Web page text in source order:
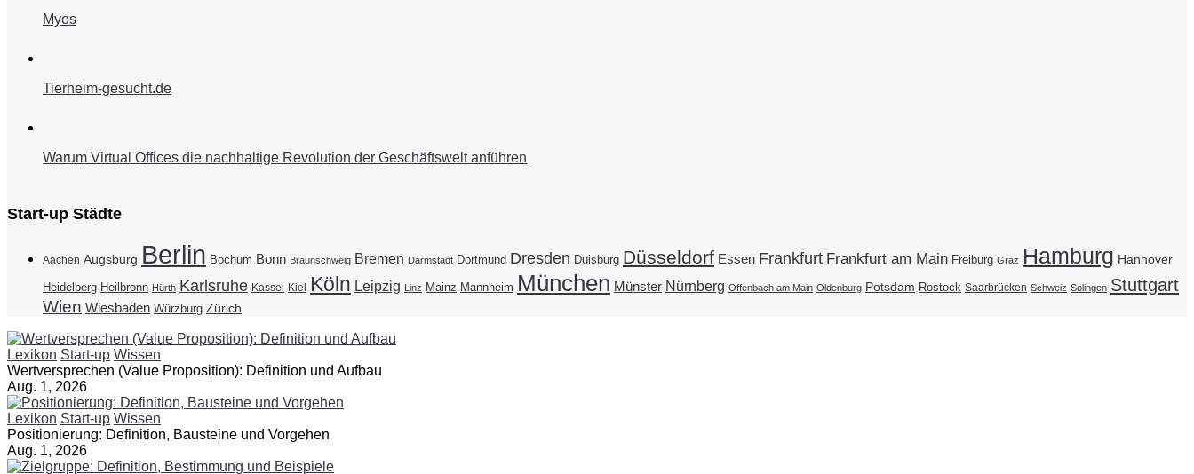
Myos
Tierheim-gesucht.de
Warum Virtual Offices die nachhaltige Revolution der Geschäftswelt anführen
Start-up Städte
Aachen Augsburg Berlin Bochum Bonn Braunschweig Bremen Darmstadt Dortmund Dresden Duisburg Düsseldorf Essen Frankfurt Frankfurt am Main Freiburg Graz Hamburg Hannover
Heidelberg Heilbronn Hürth Karlsruhe Kassel Kiel Köln Leipzig Linz Mainz Mannheim München Münster Nürnberg Offenbach am Main Oldenburg Potsdam Rostock Saarbrücken Schweiz Solingen Stuttgart
Wien Wiesbaden Würzburg Zürich
Lexikon Start-up Wissen
Wertversprechen (Value Proposition): Definition und Aufbau
Aug. 1, 2026
Lexikon Start-up Wissen
Positionierung: Definition, Bausteine und Vorgehen
Aug. 1, 2026